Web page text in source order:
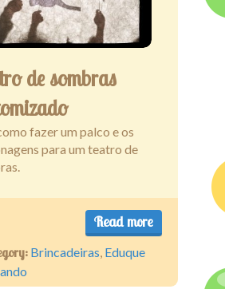
de sombras
fazer um palco e os
para um teatro de
Read more
Brincadeiras Eduque